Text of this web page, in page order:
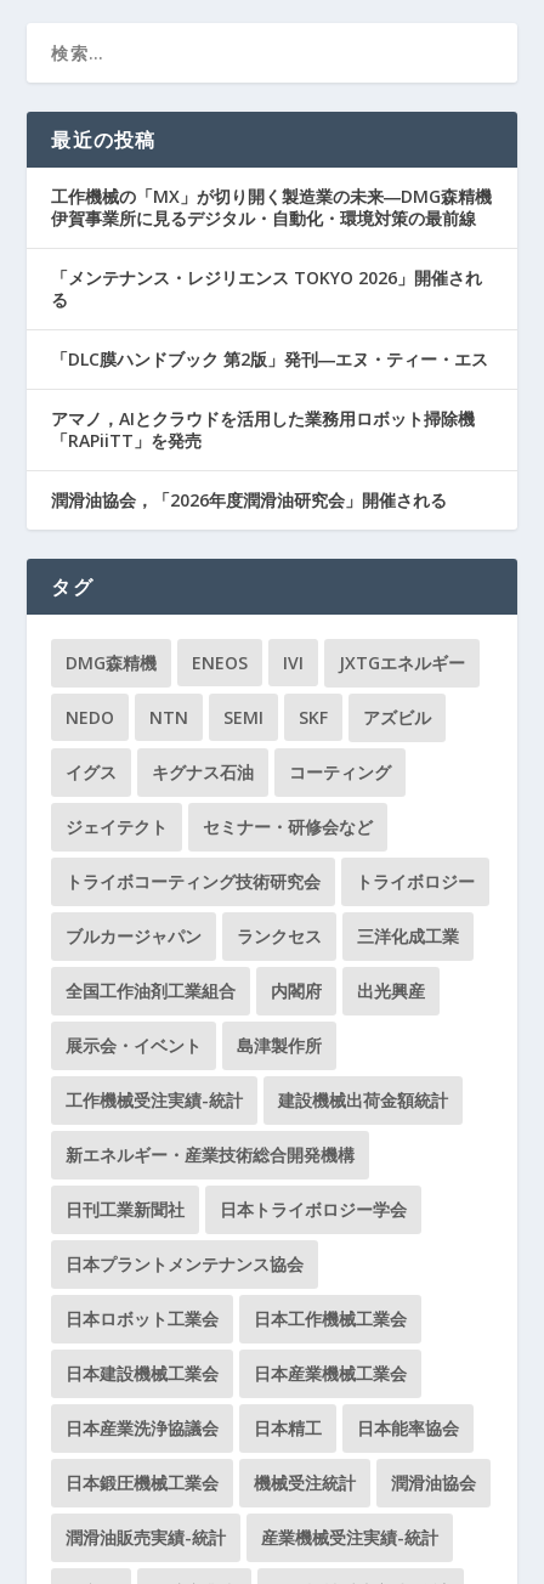
最近の投稿
工作機械の「MX」が切り開く製造業の未来―DMG森精機
伊賀事業所に見るデジタル・自動化・環境対策の最前線
「メンテナンス・レジリエンス TOKYO 2026」開催され
る
「DLC膜ハンドブック 第2版」発刊―エヌ・ティー・エス
アマノ，AIとクラウドを活用した業務用ロボット掃除機
「RAPiiTT」を発売
潤滑油協会，「2026年度潤滑油研究会」開催される
タグ
DMG森精機 ENEOS IVI JXTGエネルギー
NEDO NTN SEMI SKF アズビル
イグス キグナス石油 コーティング
ジェイテクト セミナー・研修会など
トライボコーティング技術研究会 トライボロジー
ブルカージャパン ランクセス 三洋化成工業
全国工作油剤工業組合 内閣府 出光興産
展示会・イベント 島津製作所
工作機械受注実績-統計 建設機械出荷金額統計
新エネルギー・産業技術総合開発機構
日刊工業新聞社 日本トライボロジー学会
日本プラントメンテナンス協会
日本ロボット工業会 日本工作機械工業会
日本建設機械工業会 日本産業機械工業会
日本産業洗浄協議会 日本精工 日本能率協会
日本鍛圧機械工業会 機械受注統計 潤滑油協会
潤滑油販売実績-統計 産業機械受注実績-統計